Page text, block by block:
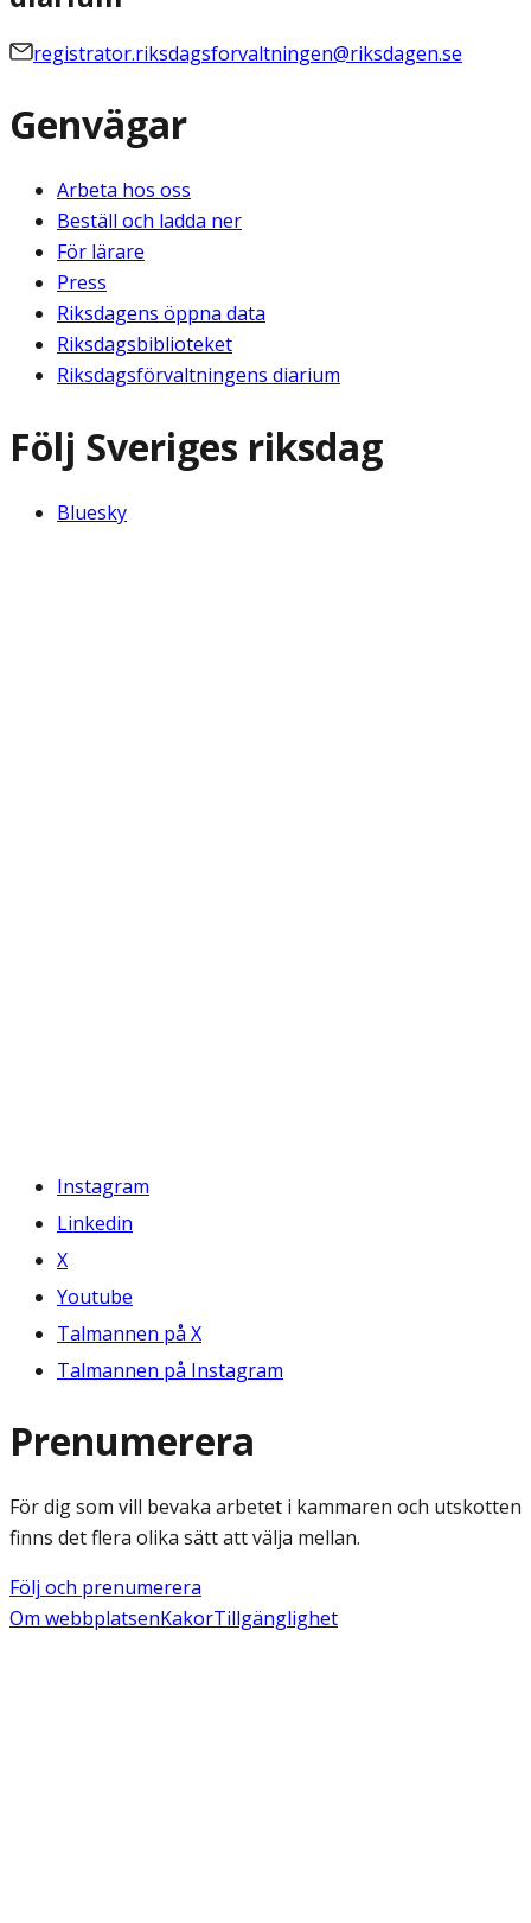
registrator.riksdagsforvaltningen@riksdagen.se
Genvägar
Arbeta hos oss
Beställ och ladda ner
För lärare
Press
Riksdagens öppna data
Riksdagsbiblioteket
Riksdagsförvaltningens diarium
Följ Sveriges riksdag
Bluesky
Instagram
Linkedin
X
Youtube
Talmannen på X
Talmannen på Instagram
Prenumerera
För dig som vill bevaka arbetet i kammaren och utskotten
finns det flera olika sätt att välja mellan.
Följ och prenumerera
Om webbplatsenKakorTillgänglighet